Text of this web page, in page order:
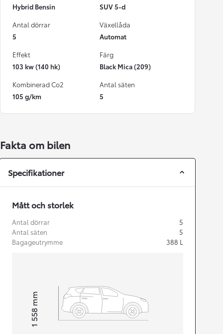
Hybrid Bensin
SUV 5-d
Antal dörrar
5
Växellåda
Automat
Effekt
103 kw (140 hk)
Färg
Black Mica (209)
Kombinerad Co2
105 g/km
Antal säten
5
Fakta om bilen
Specifikationer
Mått och storlek
Antal dörrar
5
Antal säten
5
Bagageutrymme
388 L
Height1 558
mm